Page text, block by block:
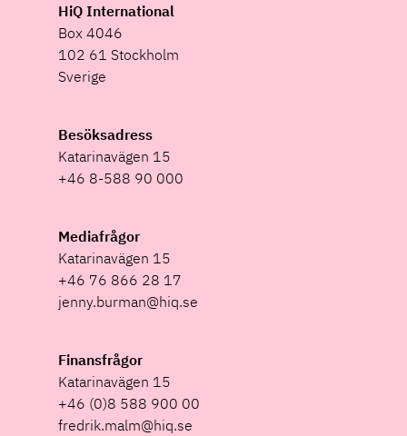
HiQ International
Box 4046
102 61 Stockholm
Sverige
Besöksadress
Katarinavägen 15
+46 8-588 90 000
Mediafrågor
Katarinavägen 15
+46 76 866 28 17
jenny.burman@hiq.se
Finansfrågor
Katarinavägen 15
+46 (0)8 588 900 00
fredrik.malm@hiq.se